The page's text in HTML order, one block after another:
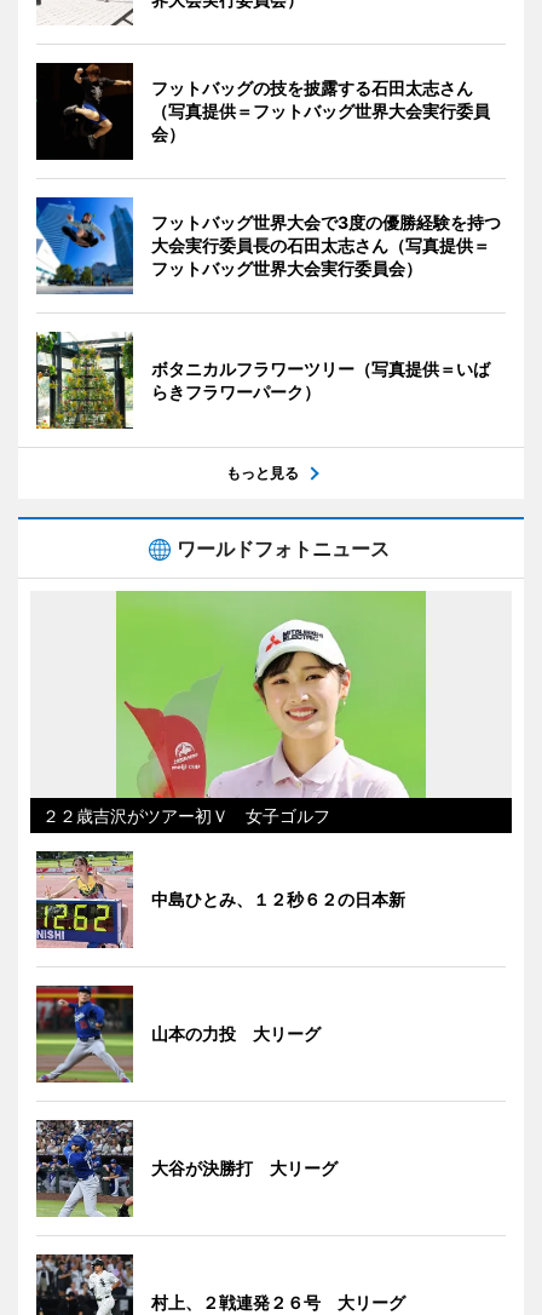
フットバッグの技を披露する石田太志さん
（写真提供＝フットバッグ世界大会実行委員
会）
フットバッグ世界大会で3度の優勝経験を持つ
大会実行委員長の石田太志さん（写真提供＝
フットバッグ世界大会実行委員会）
ボタニカルフラワーツリー（写真提供＝いば
らきフラワーパーク）
もっと見る
ワールドフォトニュース
２２歳吉沢がツアー初Ｖ 女子ゴルフ
中島ひとみ、１２秒６２の日本新
山本の力投 大リーグ
大谷が決勝打 大リーグ
村上、２戦連発２６号 大リーグ